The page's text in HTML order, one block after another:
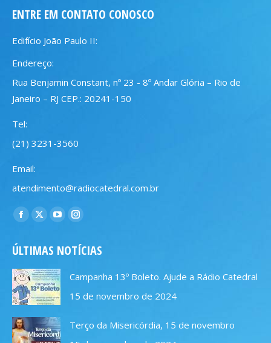
ENTRE EM CONTATO CONOSCO
Edifício João Paulo II:
Endereço:
Rua Benjamin Constant, nº 23 - 8º Andar Glória – Rio de
Janeiro – RJ CEP.: 20241-150
Tel:
(21) 3231-3560
Email:
atendimento@radiocatedral.com.br
Encontre-nos em:
Facebook
opens
in
new
window
X
opens
in
new
window
YouTube
opens
in
new
window
Instagram
opens
new
window
ÚLTIMAS NOTÍCIAS
Campanha 13º Boleto. Ajude a Rádio Catedral
15 de novembro de 2024
Terço da Misericórdia, 15 de novembro